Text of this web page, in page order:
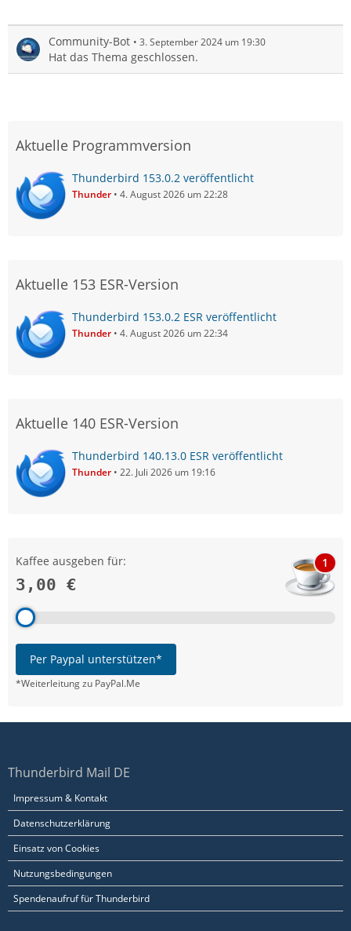
Community-Bot 3. September 2024 um 19:30
Hat das Thema geschlossen.
Aktuelle Programmversion
Thunderbird 153.0.2 veröffentlicht
Thunder 4. August 2026 um 22:28
Aktuelle 153 ESR-Version
Thunderbird 153.0.2 ESR veröffentlicht
Thunder 4. August 2026 um 22:34
Aktuelle 140 ESR-Version
Thunderbird 140.13.0 ESR veröffentlicht
Thunder 22. Juli 2026 um 19:16
Kaffee ausgeben für:
3,00 €
1
Per Paypal unterstützen*
*Weiterleitung zu PayPal.Me
Thunderbird Mail DE
Impressum & Kontakt
Datenschutzerklärung
Einsatz von Cookies
Nutzungsbedingungen
Spendenaufruf für Thunderbird